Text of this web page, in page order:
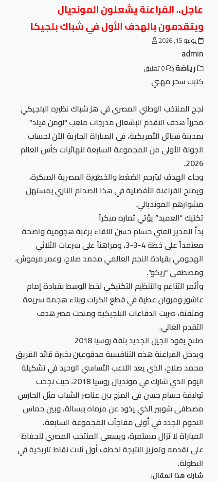
عاجل.. الفراعنة يشعلون المونديال
ويتقدمون بالهدف الأول في شباك بلجيكا
يونيو 15, 2026
admin
رياضة
كتبت سحر مهني
نجح المنتخب الوطني المصري في هز شباك نظيره البلجيكي
محرزاً هدف التقدم الإشعال مدرجات ملعب “لومن فيلد”
بمدينة سياتل الأمريكية، في المباراة الجارية الآن لحساب
الجولة الأولى من المجموعة السابعة لنهائيات كأس العالم
2026.
وجاء الهدف ليترجم الضغط والخطورة المصرية المبكرة،
ويمنح الفراعنة الأفضلية في هذا الصدام الناري بمستهل
مشوارهم المونديالي.
تكتيك “العميد” يؤتي ثماره مبكراً
بدأ المدير الفني حسام حسن اللقاء برغبة هجومية واضحة
معتمداً على خطة 4-3-3، ومراهناً على سرعات الثلاثي
الهجومي بقيادة النجم العالمي محمد صلاح، وعمر مرموش،
ومصطفى “زيكو”.
وأثمر التناغم والتنظيم التكتيكي لخط الوسط بقيادة إمام
عاشور ومروان عطية في قطع الكرات وبناء هجمة سريعة
ومتقنة، ضربت الدفاعات البلجيكية ومنحت مصر هدف
التقدم الغالي.
صلاح يقود الجيل الجديد بثقة روسيا 2018
ويدخل الفراعنة هذه التنافسية مدفوعين بخبرة قائد الفريق
محمد صلاح، الذي يعد اللاعب الأساسي الوحيد في تشكيلة
اليوم الذي شارك في مونديال روسيا 2018، حيث نجحت
توليفة حسام حسن في المزج بين عناصر الشباب مثل الحارس
مصطفى شوبير الذي يذود عن مرماه ببسالة، وبين حماس
النجوم الجدد في أولى مفاجآت المجموعة السابعة.
المباراة لا تزال مستمرة، ويسعى المنتخب المصري للحفاظ
على تقدمه وتعزيز النتيجة لخطف أول ثلاث نقاط تاريخية في
البطولة.
شارك هذا المقال: